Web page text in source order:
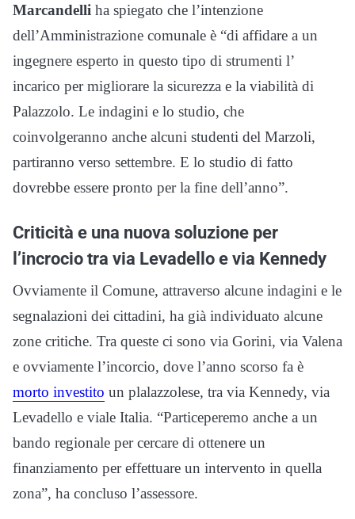
Marcandelli ha spiegato che l’intenzione
dell’Amministrazione comunale è “di affidare a un
ingegnere esperto in questo tipo di strumenti l’
incarico per migliorare la sicurezza e la viabilità di
Palazzolo. Le indagini e lo studio, che
coinvolgeranno anche alcuni studenti del Marzoli,
partiranno verso settembre. E lo studio di fatto
dovrebbe essere pronto per la fine dell’anno”.
Criticità e una nuova soluzione per
l’incrocio tra via Levadello e via Kennedy
Ovviamente il Comune, attraverso alcune indagini e le
segnalazioni dei cittadini, ha già individuato alcune
zone critiche. Tra queste ci sono via Gorini, via Valena
e ovviamente l’incorcio, dove l’anno scorso fa è
morto investito un plalazzolese, tra via Kennedy, via
Levadello e viale Italia. “Particeperemo anche a un
bando regionale per cercare di ottenere un
finanziamento per effettuare un intervento in quella
zona”, ha concluso l’assessore.